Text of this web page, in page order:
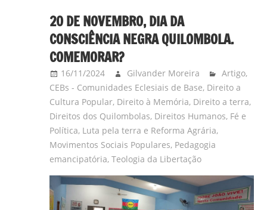
20 DE NOVEMBRO, DIA DA
CONSCIÊNCIA NEGRA QUILOMBOLA.
COMEMORAR?
16/11/2024 Gilvander Moreira Artigo,
CEBs - Comunidades Eclesiais de Base, Direito a
Cultura Popular, Direito à Memória, Direito a terra,
Direitos dos Quilombolas, Direitos Humanos, Fé e
Política, Luta pela terra e Reforma Agrária,
Movimentos Sociais Populares, Pedagogia
emancipatória, Teologia da Libertação